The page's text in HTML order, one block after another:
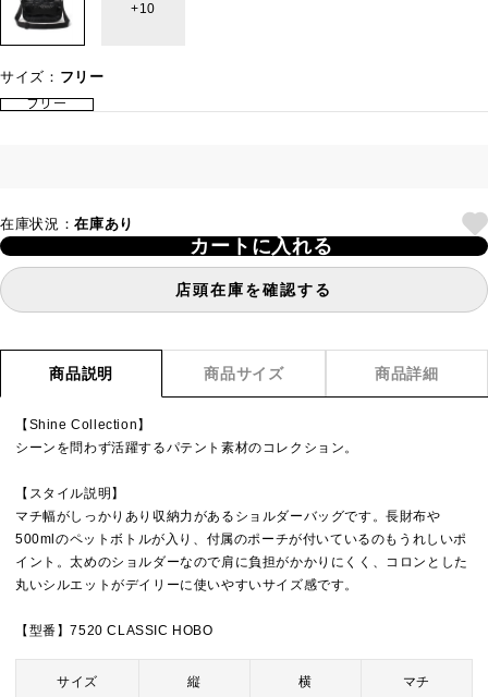
10
サイズ： フリー
フリー
在庫状況：在庫あり
カートに入れる
店頭在庫を確認する
商品説明 商品サイズ 商品詳細
【Shine Collection】
シーンを問わず活躍するパテント素材のコレクション。
【スタイル説明】
マチ幅がしっかりあり収納力があるショルダーバッグです。長財布や
500mlのペットボトルが入り、付属のポーチが付いているのもうれしいポ
イント。太めのショルダーなので肩に負担がかかりにくく、コロンとした
丸いシルエットがデイリーに使いやすいサイズ感です。
【型番】7520 CLASSIC HOBO
サイズ 縦 横 マチ